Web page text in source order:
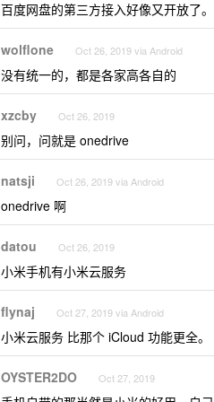
百度网盘的第三方接入好像又开放了。
wolflone Oct 26, 2019 via Android
没有统一的，都是各家高各自的
xzcby Oct 26, 2019
别问，问就是 onedrive
natsji Oct 26, 2019 via Android
onedrive 啊
datou Oct 26, 2019
小米手机有小米云服务
flynaj Oct 27, 2019 via Android
小米云服务 比那个 iCloud 功能更全。
OYSTER2DO Oct 27, 2019